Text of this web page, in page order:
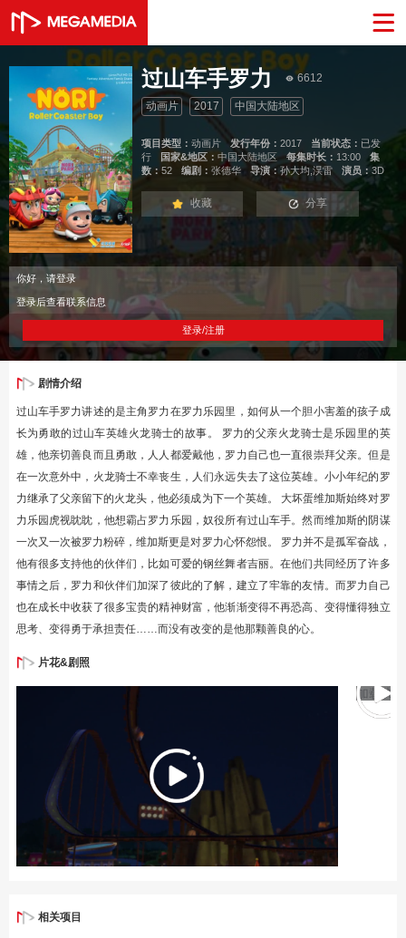
过山车手罗力 6612
动画片 2017 中国大陆地区
项目类型： 动画片 发行年份： 2017 当前状态： 已发
行
国家&地区： 中国大陆地区 每集时长： 13:00
集
数： 52 编剧： 张德华 导演： 孙大均,淏雷 演员： 3D
收藏 分享
你好，请登录
登录后查看联系信息
登录/注册
剧情介绍
过山车手罗力讲述的是主角罗力在罗力乐园里，如何从一个胆小害羞的孩子成
长为勇敢的过山车英雄火龙骑士的故事。 罗力的父亲火龙骑士是乐园里的英
雄，他亲切善良而且勇敢，人人都爱戴他，罗力自己也一直很崇拜父亲。但是
在一次意外中，火龙骑士不幸丧生，人们永远失去了这位英雄。小小年纪的罗
力继承了父亲留下的火龙头，他必须成为下一个英雄。 大坏蛋维加斯始终对罗
力乐园虎视眈眈，他想霸占罗力乐园，奴役所有过山车手。然而维加斯的阴谋
一次又一次被罗力粉碎，维加斯更是对罗力心怀怨恨。 罗力并不是孤军奋战，
他有很多支持他的伙伴们，比如可爱的钢丝舞者吉丽。在他们共同经历了许多
事情之后，罗力和伙伴们加深了彼此的了解，建立了牢靠的友情。而罗力自己
也在成长中收获了很多宝贵的精神财富，他渐渐变得不再恐高、变得懂得独立
思考、变得勇于承担责任……而没有改变的是他那颗善良的心。
片花&剧照
加载失败
相关项目